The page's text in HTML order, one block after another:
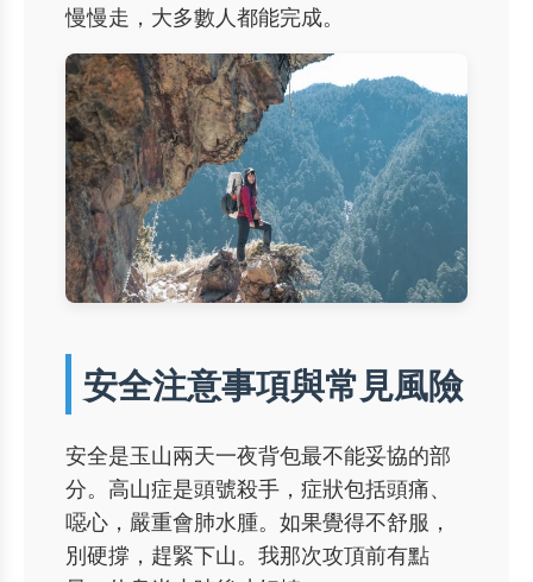
慢慢走，大多數人都能完成。
安全注意事項與常見風險
安全是玉山兩天一夜背包最不能妥協的部
分。高山症是頭號殺手，症狀包括頭痛、
噁心，嚴重會肺水腫。如果覺得不舒服，
別硬撐，趕緊下山。我那次攻頂前有點